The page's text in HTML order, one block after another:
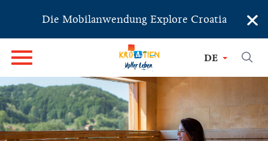
Die Mobilanwendung Explore Croatia ×
DE